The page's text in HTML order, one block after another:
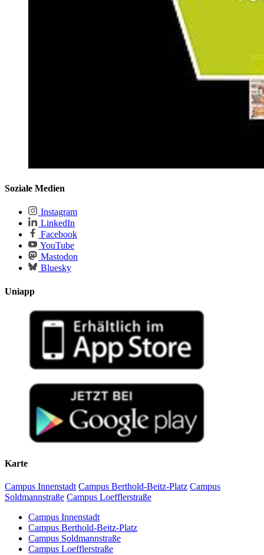
Soziale Medien
Instagram
LinkedIn
Facebook
YouTube
Mastodon
Bluesky
Uniapp
Karte
Campus Innenstadt Campus Berthold-Beitz-Platz Campus
Soldmannstraße Campus Loefflerstraße
Campus Innenstadt
Campus Berthold-Beitz-Platz
Campus Soldmannstraße
Campus Loefflerstraße